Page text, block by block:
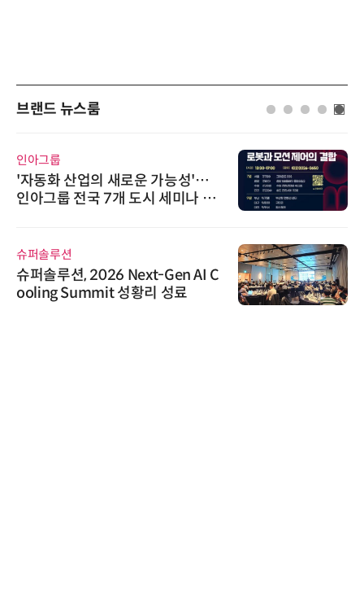
브랜드 뉴스룸
인아그룹
'자동화 산업의 새로운 가능성'…
인아그룹 전국 7개 도시 세미나 페
슈퍼솔루션
슈퍼솔루션, 2026 Next-Gen AI C
ooling Summit 성황리 성료